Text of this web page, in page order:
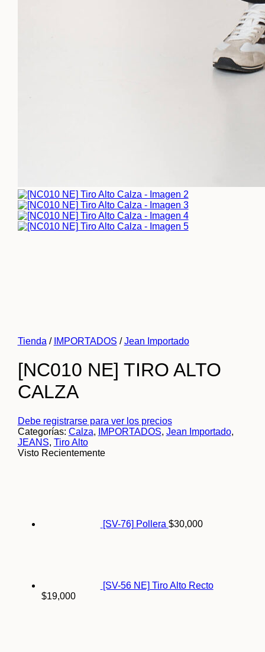
Tienda / IMPORTADOS / Jean Importado
[NC010 NE] TIRO ALTO
CALZA
Debe registrarse para ver los precios
Categorías: Calza, IMPORTADOS, Jean Importado,
JEANS, Tiro Alto
Visto Recientemente
[SV-76] Pollera $30,000
[SV-56 NE] Tiro Alto Recto
$19,000